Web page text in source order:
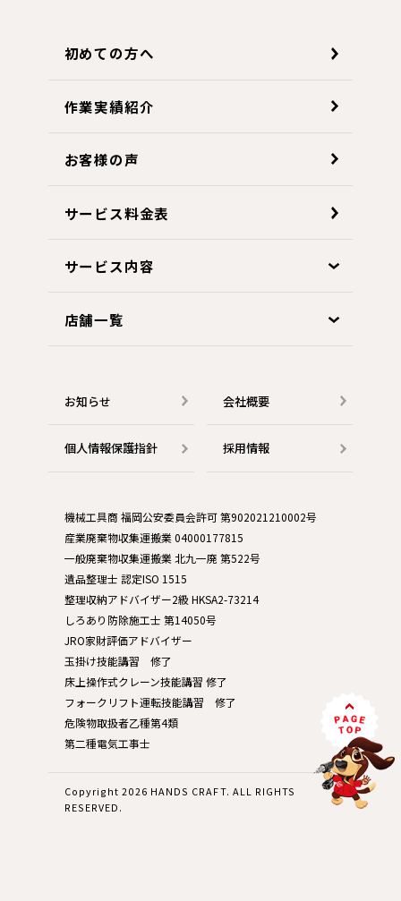
初めての方へ
作業実績紹介
お客様の声
サービス料金表
サービス内容
店舗一覧
お知らせ 会社概要
個人情報保護指針 採用情報
機械工具商 福岡公安委員会許可 第902021210002号
産業廃棄物収集運搬業 04000177815
一般廃棄物収集運搬業 北九一廃 第522号
遺品整理士 認定ISO 1515
整理収納アドバイザー2級 HKSA2-73214
しろあり防除施工士 第14050号
JRO家財評価アドバイザー
玉掛け技能講習 修了
床上操作式クレーン技能講習 修了
フォークリフト運転技能講習 修了
危険物取扱者乙種第4類
第二種電気工事士
Copyright 2026 HANDS CRAFT. ALL RIGHTS
RESERVED.